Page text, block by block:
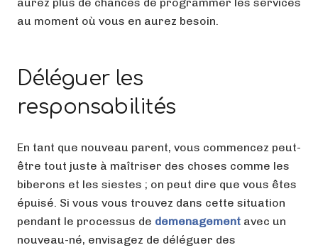
au moment où vous en aurez besoin.
Déléguer les
responsabilités
En tant que nouveau parent, vous commencez peut-
être tout juste à maîtriser des choses comme les
biberons et les siestes ; on peut dire que vous êtes
épuisé. Si vous vous trouvez dans cette situation
pendant le processus de demenagement avec un
nouveau-né, envisagez de déléguer des